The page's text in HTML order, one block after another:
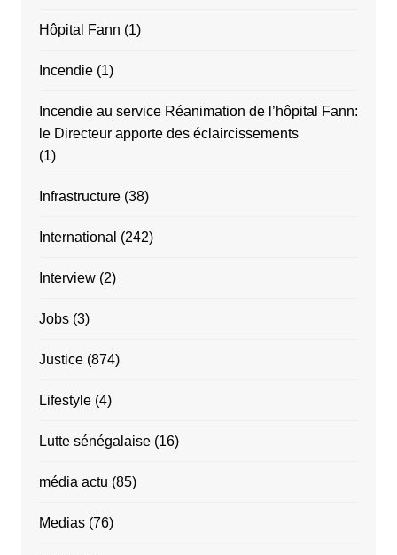
Hôpital Fann (1)
Incendie(1)
Incendie au service Réanimation de l’hôpital Fann:
le Directeur apporte des éclaircissements
(1)
Infrastructure(38)
International (242)
Interview(2)
Jobs(3)
Justice(874)
Lifestyle(4)
Lutte sénégalaise(16)
média actu (85)
Medias(76)